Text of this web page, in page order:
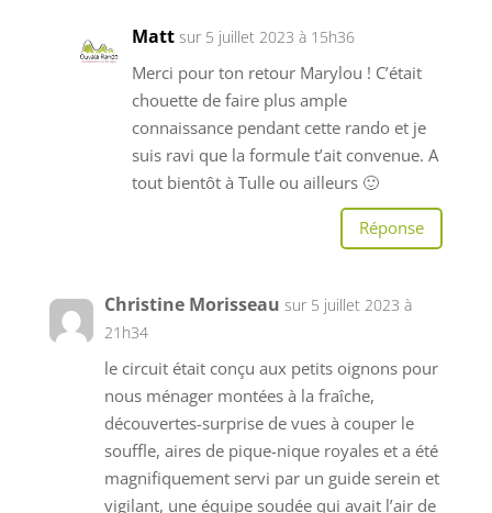
Matt sur 5 juillet 2023 à 15h36
Merci pour ton retour Marylou ! C’était
chouette de faire plus ample
connaissance pendant cette rando et je
suis ravi que la formule t’ait convenue. A
tout bientôt à Tulle ou ailleurs 🙂
Réponse
Christine Morisseau sur 5 juillet 2023 à
21h34
le circuit était conçu aux petits oignons pour
nous ménager montées à la fraîche,
découvertes-surprise de vues à couper le
souffle, aires de pique-nique royales et a été
magnifiquement servi par un guide serein et
vigilant, une équipe soudée qui avait l’air de